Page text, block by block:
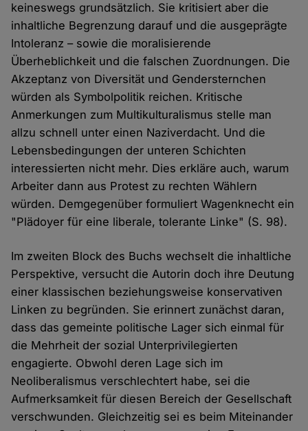
keineswegs grundsätzlich. Sie kritisiert aber die
inhaltliche Begrenzung darauf und die ausgeprägte
Intoleranz – sowie die moralisierende
Überheblichkeit und die falschen Zuordnungen. Die
Akzeptanz von Diversität und Gendersternchen
würden als Symbolpolitik reichen. Kritische
Anmerkungen zum Multikulturalismus stelle man
allzu schnell unter einen Naziverdacht. Und die
Lebensbedingungen der unteren Schichten
interessierten nicht mehr. Dies erkläre auch, warum
Arbeiter dann aus Protest zu rechten Wählern
würden. Demgegenüber formuliert Wagenknecht ein
"Plädoyer für eine liberale, tolerante Linke" (S. 98).
Im zweiten Block des Buchs wechselt die inhaltliche
Perspektive, versucht die Autorin doch ihre Deutung
einer klassischen beziehungsweise konservativen
Linken zu begründen. Sie erinnert zunächst daran,
dass das gemeinte politische Lager sich einmal für
die Mehrheit der sozial Unterprivilegierten
engagierte. Obwohl deren Lage sich im
Neoliberalismus verschlechtert habe, sei die
Aufmerksamkeit für diesen Bereich der Gesellschaft
verschwunden. Gleichzeitig sei es beim Miteinander